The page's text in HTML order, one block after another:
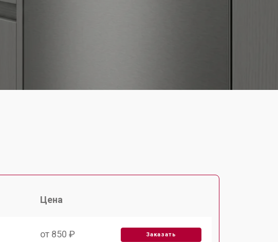
Цена
от 850 ₽ Заказать